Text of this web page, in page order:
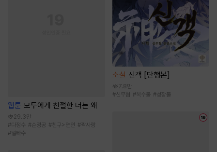
웹툰 모두에게 친절한 너는 왜
29.3만
#다정수 #순정공 #친구>연인 #짝사랑
#얼빠수
소설 신객 [단행본]
7.8만
#신무협 #복수물 #성장물